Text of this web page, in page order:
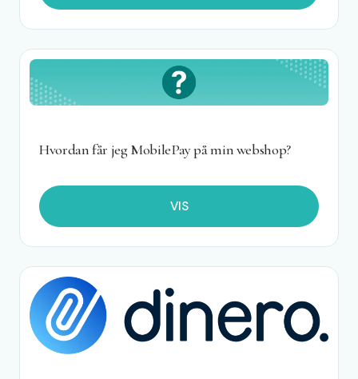
Hvordan får jeg MobilePay på min webshop?
VIS